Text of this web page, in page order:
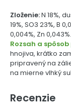
Zloženie:N 18%,
19%, SO3 23%, B
0,004%, Zn 0,043%.
Rozsah a
hnojiva, krátko
pripravený na
na mierne vlhký
Recenzie